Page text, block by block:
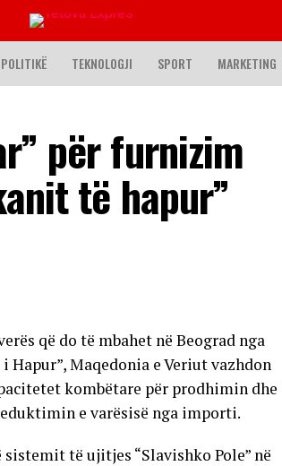
POLITIKË TEKNOLOGJI SPORT MARKETING
për furnizim
të hapur”
që do të mbahet në Beograd nga
Hapur”, Maqedonia e Veriut vazhdon
kombëtare për prodhimin dhe
e varësisë nga importi.
të ujitjes “Slavishko Pole” në